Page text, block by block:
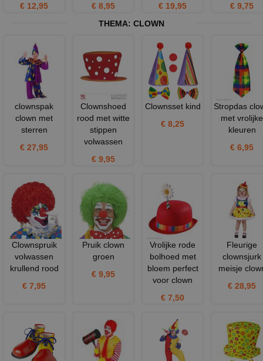
€ 12,95
€ 8,95
€ 19,95
€ 9,75
THEMA: CLOWN
clownspak
clown met
sterren
€ 27,95
Clownshoed
rood met witte
stippen
volwassen
€ 9,95
Clownsset kind
€ 8,25
Stropdas
met vrolijke
kleuren
€ 6,95
Clownspruik
volwassen
krullend rood
€ 7,95
Pruik clown
groen
€ 9,95
Vrolijke rode
bolhoed met
bloem perfect
voor clown
€ 7,50
Fleurige
clownsjurk
meisje
€ 28,95